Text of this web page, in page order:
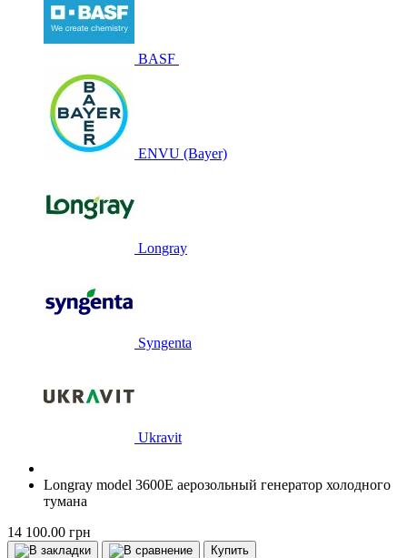
BASF
ENVU (Bayer)
Longray
Syngenta
Ukravit
Longray model 3600E аерозольный генератор холодного
тумана
14 100.00 грн
Купить